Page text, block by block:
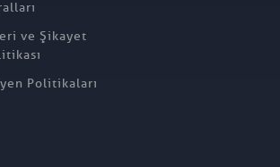
ve Şikayet
Politikaları